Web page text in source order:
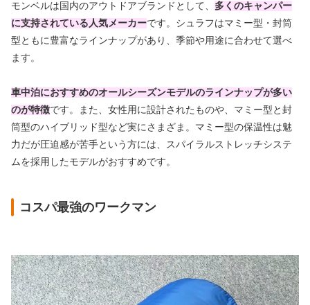
モンベルは国内のアウトドアブランドとして、 多くのキャンパー
に支持されている人気メーカーです。シュラフはマミー型・封筒
型ともに豊富なラインナップがあり、季節や用途に合わせて選べ
ます。
車中泊におすすめのオールシーズンモデルのラインナップが多い
のが特徴です。また、女性用に設計されたものや、マミー型と封
筒型のハイブリッド型など実にさまざま。マミー型の保温性は魅
力だが圧迫感が苦手という方には、 スパイラルストレッチシステ
ムを採用したモデルがおすすめです。
コスパ最強のワークマン